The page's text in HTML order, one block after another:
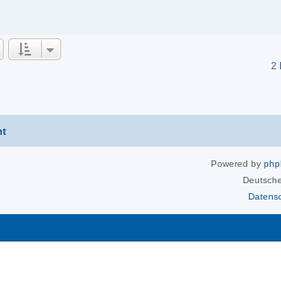
2
Powered by